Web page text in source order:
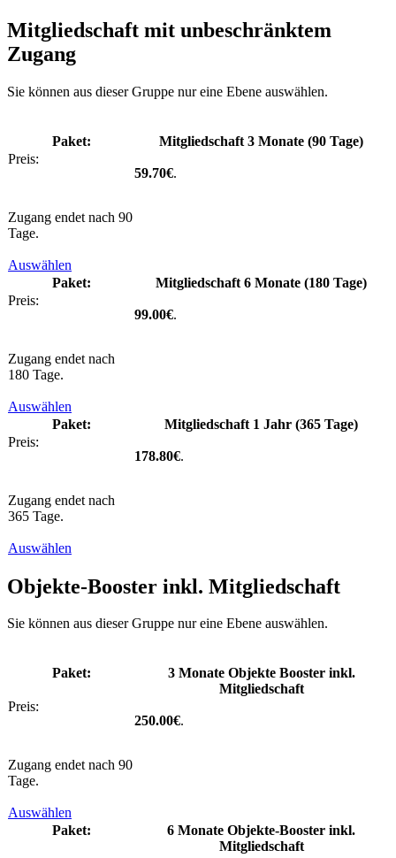
Mitgliedschaft mit unbeschränktem
Zugang
Sie können aus dieser Gruppe nur eine Ebene auswählen.
Mitgliedschaft 3 Monate (90 Tage)
59.70€.
Zugang endet nach 90
Tage.
Auswählen
Mitgliedschaft 6 Monate (180 Tage)
99.00€.
Zugang endet nach
180 Tage.
Auswählen
Mitgliedschaft 1 Jahr (365 Tage)
178.80€.
Zugang endet nach
365 Tage.
Auswählen
Objekte-Booster inkl. Mitgliedschaft
Sie können aus dieser Gruppe nur eine Ebene auswählen.
3 Monate Objekte Booster inkl.
Mitgliedschaft
250.00€.
Zugang endet nach 90
Tage.
Auswählen
6 Monate Objekte-Booster inkl.
Mitgliedschaft